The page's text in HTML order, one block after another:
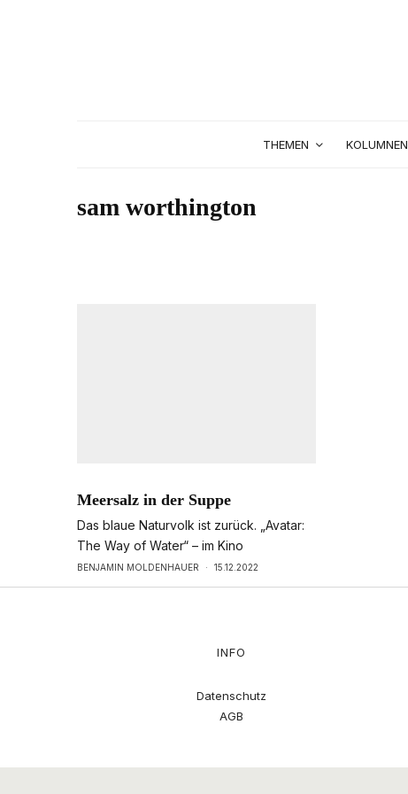
THEMEN KOLUMNEN
sam worthington
Meersalz in der Suppe
Das blaue Naturvolk ist zurück. „Avatar:
The Way of Water“ – im Kino
BENJAMIN MOLDENHAUER · 15.12.2022
INFO
Datenschutz
AGB